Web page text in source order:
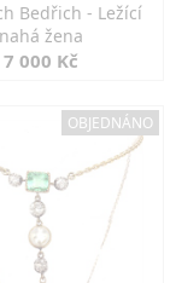
Bedřich - Ležící
nahá žena
7 000 Kč
OBJEDNÁNO